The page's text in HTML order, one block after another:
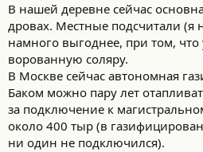
В нашей деревне сейчас
дровах. Местные подсчитали (я
намного выгоднее, при том,
ворованную соляру.
В Москве сейчас автономная
Баком можно пару лет
за подключение к
около 400 тыр (в
ни один не подключился).